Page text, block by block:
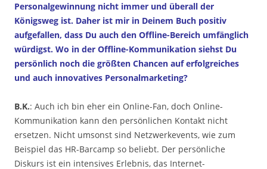
Personalgewinnung nicht immer und überall der
Königsweg ist. Daher ist mir in Deinem Buch positiv
aufgefallen, dass Du auch den Offline-Bereich umfänglich
würdigst. Wo in der Offline-Kommunikation siehst Du
persönlich noch die größten Chancen auf erfolgreiches
und auch innovatives Personalmarketing?
B.K.: Auch ich bin eher ein Online-Fan, doch Online-
Kommunikation kann den persönlichen Kontakt nicht
ersetzen. Nicht umsonst sind Netzwerkevents, wie zum
Beispiel das HR-Barcamp so beliebt. Der persönliche
Diskurs ist ein intensives Erlebnis, das Internet-